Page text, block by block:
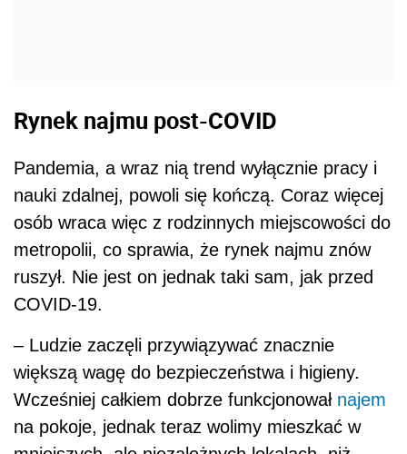
Rynek najmu post-COVID
Pandemia, a wraz nią trend wyłącznie pracy i
nauki zdalnej, powoli się kończą. Coraz więcej
osób wraca więc z rodzinnych miejscowości do
metropolii, co sprawia, że rynek najmu znów
ruszył. Nie jest on jednak taki sam, jak przed
COVID-19.
– Ludzie zaczęli przywiązywać znacznie
większą wagę do bezpieczeństwa i higieny.
Wcześniej całkiem dobrze funkcjonował najem
na pokoje, jednak teraz wolimy mieszkać w